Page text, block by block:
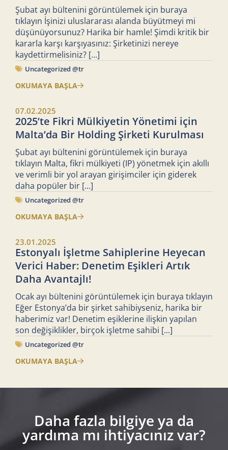
Şubat ayı bültenini görüntülemek için buraya
tıklayın İşinizi uluslararası alanda büyütmeyi mi
düşünüyorsunuz? Harika bir hamle! Şimdi kritik bir
kararla karşı karşıyasınız: Şirketinizi nereye
kaydettirmelisiniz? [...]
Uncategorized @tr
OKUMAYA BAŞLA
07.02.2025
2025’te Fikri Mülkiyetin Yönetimi için
Malta’da Bir Holding Şirketi Kurulması
Şubat ayı bültenini görüntülemek için buraya
tıklayın Malta, fikri mülkiyeti (IP) yönetmek için akıllı
ve verimli bir yol arayan girişimciler için giderek
daha popüler bir [...]
Uncategorized @tr
OKUMAYA BAŞLA
23.01.2025
Estonyalı İşletme Sahiplerine Heyecan
Verici Haber: Denetim Eşikleri Artık
Daha Avantajlı!
Ocak ayı bültenini görüntülemek için buraya tıklayın
Eğer Estonya’da bir şirket sahibiyseniz, harika bir
haberimiz var! Denetim eşiklerine ilişkin yapılan
son değişiklikler, birçok işletme sahibi [...]
Uncategorized @tr
OKUMAYA BAŞLA
Daha fazla bilgiye ya da
yardıma mı ihtiyacınız var?